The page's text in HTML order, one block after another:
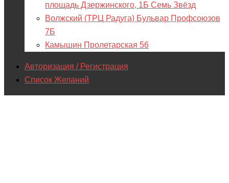
площадь Дзержинского, 1Б Семь Звёзд
Волжский (ТРЦ Радуга) Бульвар Профсоюзов
7Б
Камышин Пролетарская 56
Авторизация / Регистрация
Список Желаний